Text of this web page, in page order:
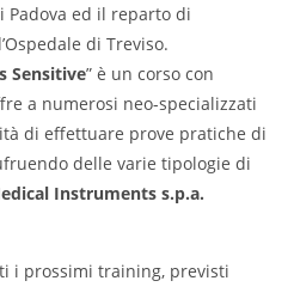
Padova ed il reparto di
di Treviso.
Sensitive” è un corso con
a numerosi neo-specializzati
di effettuare prove pratiche di
delle varie tipologie di
Instruments s.p.a.
i prossimi training, previsti